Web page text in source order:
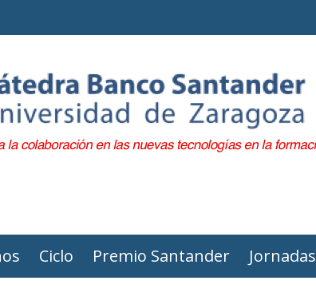
Ciclo Premio Santander Jornadas